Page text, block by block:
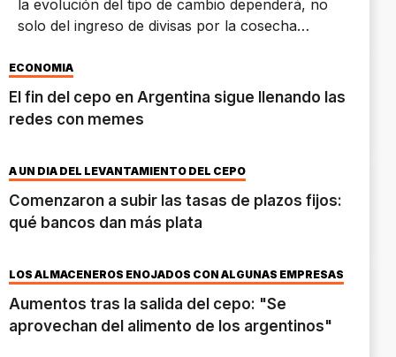
la evolución del tipo de cambio dependerá, no
solo del ingreso de divisas por la cosecha
Unidos.
ECONOMÍA
El fin del cepo en Argentina sigue llenando las
redes con memes
A UN DÍA DEL LEVANTAMIENTO DEL CEPO
Comenzaron a subir las tasas de plazos fijos:
qué bancos dan más plata
LOS ALMACENEROS ENOJADOS CON ALGUNAS EMPRESAS
Aumentos tras la salida del cepo: "Se
aprovechan del alimento de los argentinos"